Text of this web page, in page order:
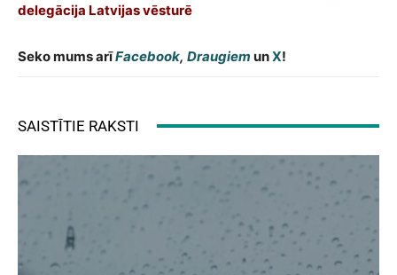
delegācija Latvijas vēsturē
Seko mums arīFacebook, Draugiem unX!
SAISTĪTIE RAKSTI